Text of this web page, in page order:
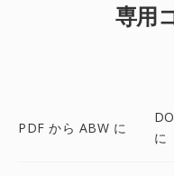
専用
PDF から ABW に
に